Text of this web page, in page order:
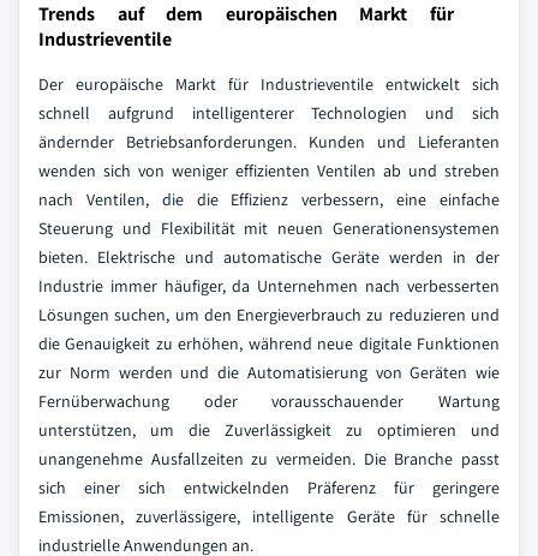
Trends auf dem europäischen Markt für
Industrieventile
Der europäische Markt für Industrieventile entwickelt sich
schnell aufgrund intelligenterer Technologien und sich
ändernder Betriebsanforderungen. Kunden und Lieferanten
wenden sich von weniger effizienten Ventilen ab und streben
nach Ventilen, die die Effizienz verbessern, eine einfache
Steuerung und Flexibilität mit neuen Generationensystemen
bieten. Elektrische und automatische Geräte werden in der
Industrie immer häufiger, da Unternehmen nach verbesserten
Lösungen suchen, um den Energieverbrauch zu reduzieren und
die Genauigkeit zu erhöhen, während neue digitale Funktionen
zur Norm werden und die Automatisierung von Geräten wie
Fernüberwachung oder vorausschauender Wartung
unterstützen, um die Zuverlässigkeit zu optimieren und
unangenehme Ausfallzeiten zu vermeiden. Die Branche passt
sich einer sich entwickelnden Präferenz für geringere
Emissionen, zuverlässigere, intelligente Geräte für schnelle
industrielle Anwendungen an.